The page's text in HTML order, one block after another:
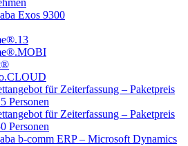
Exos 9300
für Zeiterfassung – Paketpreis
Personen
für Zeiterfassung – Paketpreis
Personen
b-comm ERP – Microsoft Dynamics